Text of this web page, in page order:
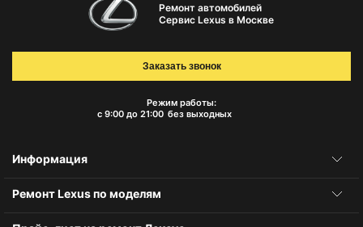
Ремонт автомобилей
Сервис Lexus в Москве
Режим работы:
с 9:00 до 21:00 без выходных
Заказать звонок
Информация
Ремонт Lexus по моделям